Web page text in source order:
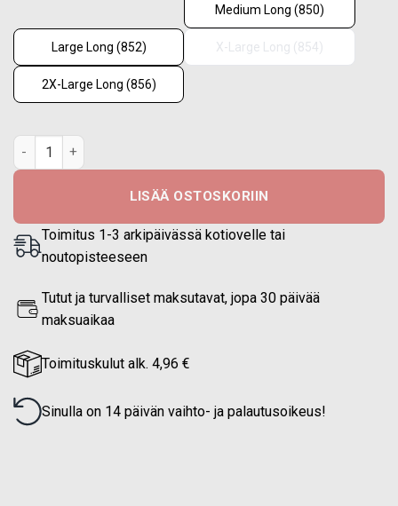
Medium Long (850)
Large Long (852) X-Large Long (854)
2X-Large Long (856)
M05 Tactical helleasu, takki määrä
LISÄÄ OSTOSKORIIN
Toimitus 1-3 arkipäivässä kotiovelle tai
noutopisteeseen
Tutut ja turvalliset maksutavat, jopa 30 päivää
maksuaikaa
Toimituskulut alk. 4,96 €
Sinulla on 14 päivän vaihto- ja palautusoikeus!